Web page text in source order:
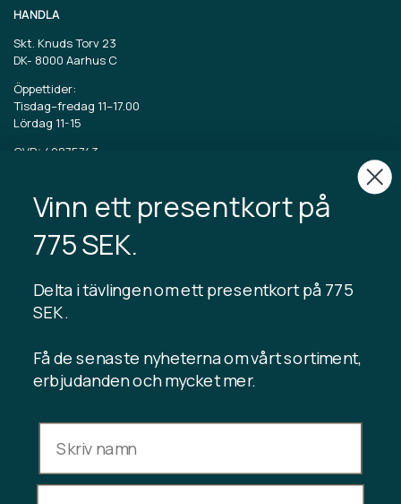
HANDLA
Skt. Knuds Torv 23
DK- 8000 Aarhus C
Öppettider:
Tisdag–fredag 11–17.00
Lördag 11-15
CVR: 40875743
TIBLADIN
Om Tibladin
Blogg
Registrera kundklubb
Kontakta oss
INFORMATION
Integritetspolicy
Vinn ett presentkort på
775 SEK.
Delta i tävlingen om ett presentkort på 775
SEK .
Få de senaste nyheterna om vårt sortiment,
erbjudanden och mycket mer.